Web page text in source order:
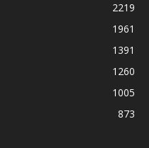
2219
1961
1391
1260
1005
873